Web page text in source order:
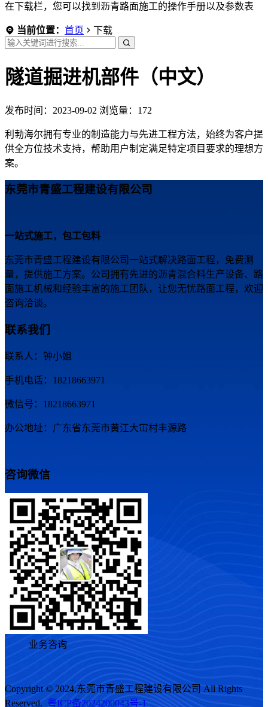
在下载栏，您可以找到沥青路面施工的操作手册以及参数表
当前位置： 首页 下载
隧道掘进机部件（中文）
发布时间：2023-09-02 浏览量：172
利勃海尔拥有专业的制造能力与先进工程方法，始终为客户提
供全方位技术支持，帮助用户制定满足特定项目要求的理想方
案。
东莞市青盛工程建设有限公司
一站式施工，包工包料
东莞市青盛工程建设有限公司一站式解决路面工程，免费测
量，提供施工方案。公司拥有先进的沥青混合料生产设备、路
面施工机械和经验丰富的施工团队，让您无忧路面工程，欢迎
咨询洽谈。
联系我们
联系人：钟小姐
手机电话：18218663971
微信号：18218663971
办公地址：广东省东莞市黄江大冚村丰源路
咨询微信
业务咨询
Copyright © 2024,东莞市青盛工程建设有限公司 All Rights
Reserved. 粤ICP备2024200043号-1